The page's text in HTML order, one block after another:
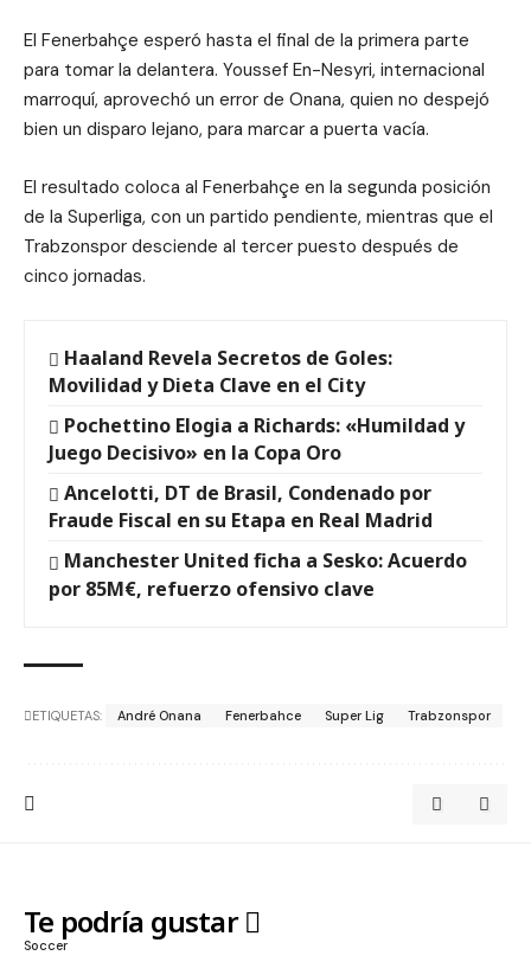
El Fenerbahçe esperó hasta el final de la primera parte
para tomar la delantera. Youssef En-Nesyri, internacional
marroquí, aprovechó un error de Onana, quien no despejó
bien un disparo lejano, para marcar a puerta vacía.
El resultado coloca al Fenerbahçe en la segunda posición
de la Superliga, con un partido pendiente, mientras que el
Trabzonspor desciende al tercer puesto después de
cinco jornadas.
Haaland Revela Secretos de Goles:
Movilidad y Dieta Clave en el City
Pochettino Elogia a Richards: «Humildad y
Juego Decisivo» en la Copa Oro
Ancelotti, DT de Brasil, Condenado por
Fraude Fiscal en su Etapa en Real Madrid
Manchester United ficha a Sesko: Acuerdo
por 85M€, refuerzo ofensivo clave
ETIQUETAS: André Onana Fenerbahce Super Lig Trabzonspor
Te podría gustar
Soccer